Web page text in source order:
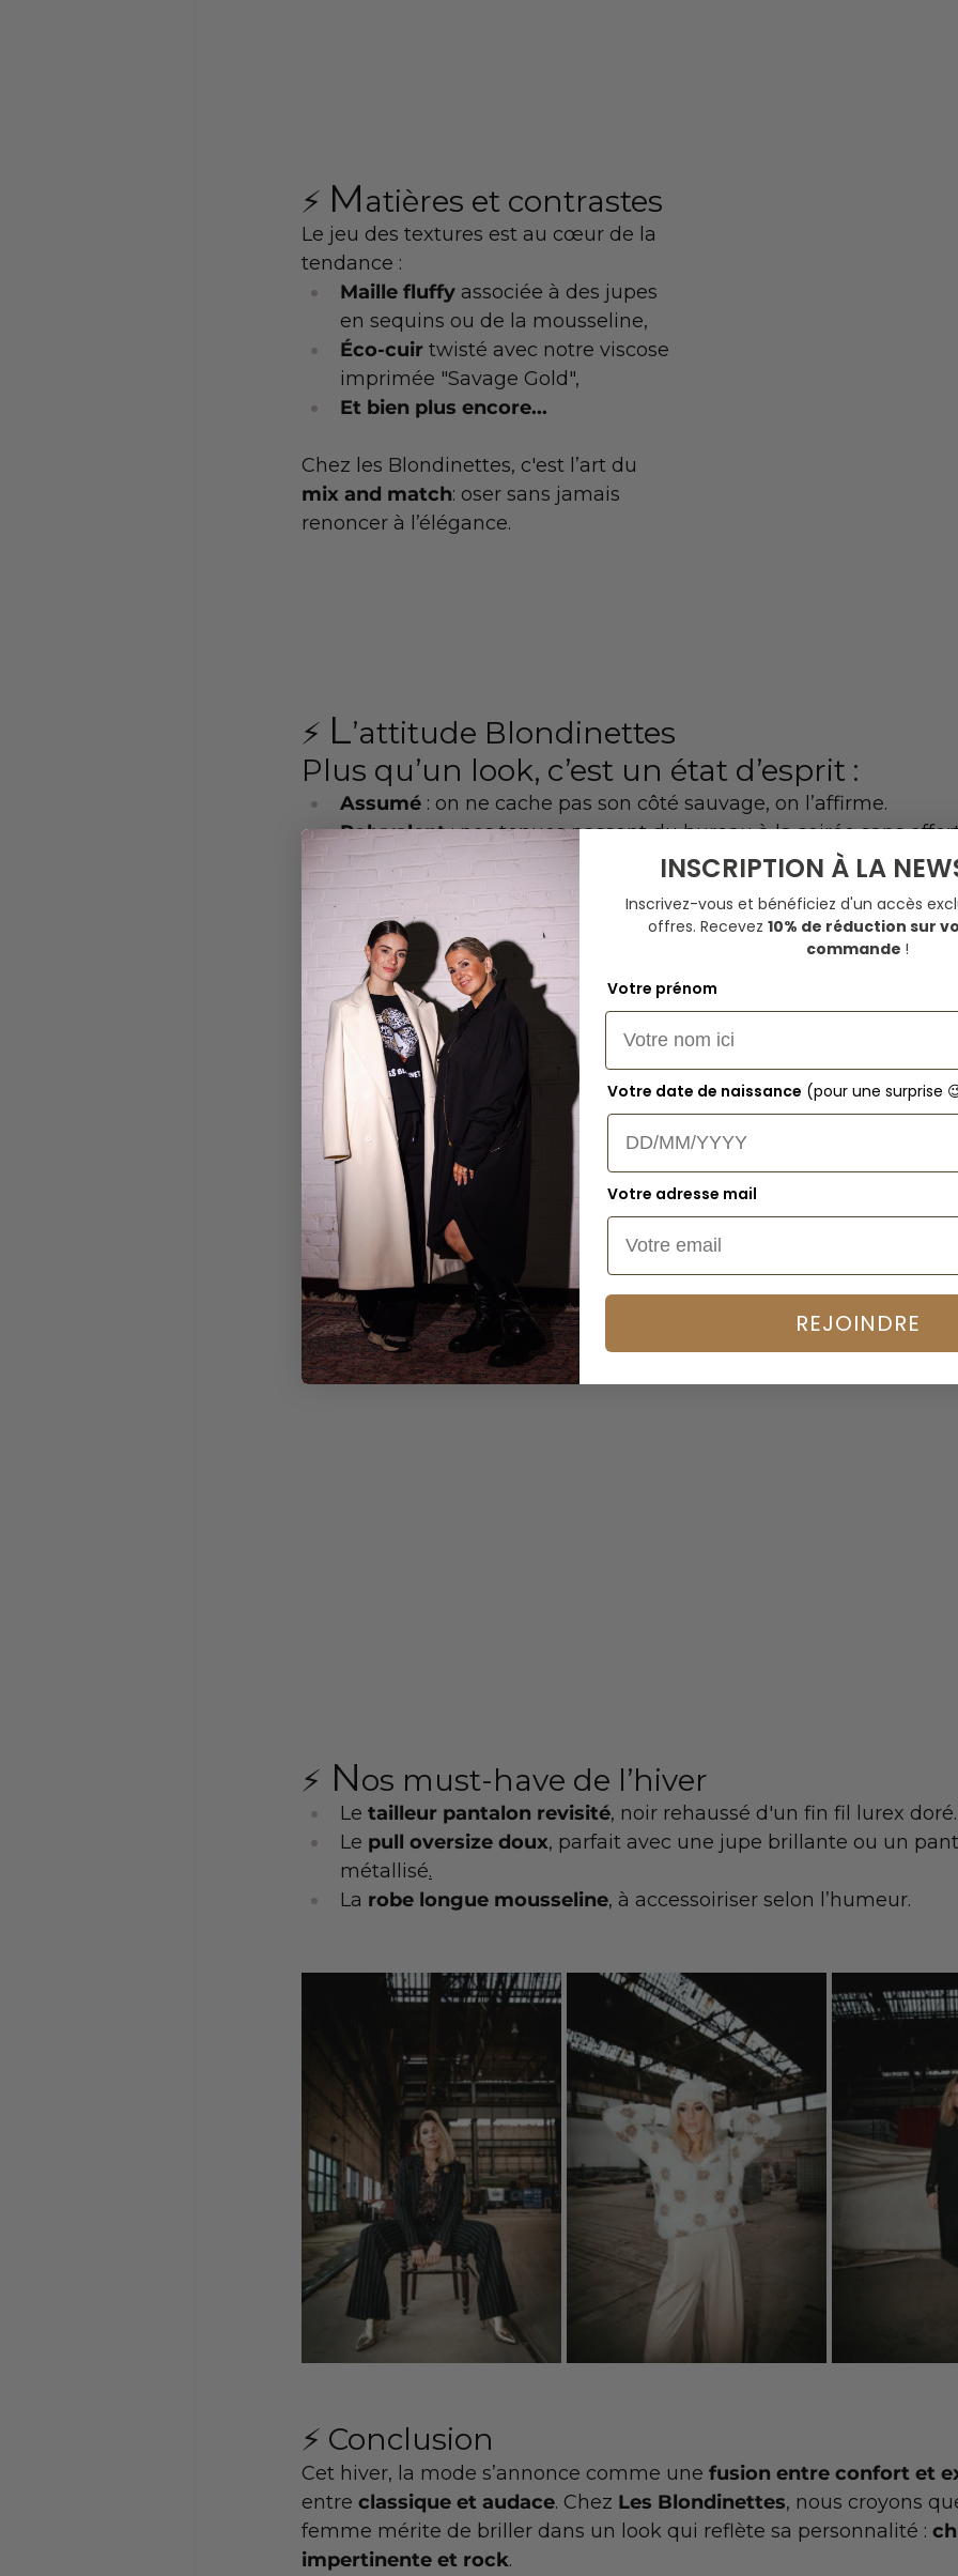
⚡️ Matières et contrastes
Le jeu des textures est au cœur de la
tendance :
Maille fluffy associée à des jupes
en sequins ou de la mousseline,
Éco-cuir twisté avec notre viscose
imprimée "Savage Gold",
Et bien plus encore...
Chez les Blondinettes, c'est l’art du
mix and match: oser sans jamais
renoncer à l’élégance.
⚡️ L
Assumé : on ne cache pas son côté sauvage, on l’affirme.
Polyvalent : nos tenues passent du bureau à la soirée sans
Énergie féminine : chaque pièce est pensée pour des femmes
modernes et audacieuses.
⚡️ Nos must-have de l’hiver
Le tailleur pantalon revisité, noir rehaussé d'un fin fil lurex doré.
Le pull oversize doux, parfait avec une jupe brillante ou un
métallisé.
La robe longue mousseline, à accessoiriser selon l’humeur.
⚡️ Conclusion
Cet hiver, la mode s’annonce comme une fusion entre confort et
entre classique et audace. Chez Les Blondinettes, nous croyons
femme mérite de briller dans un look qui reflète sa personnalité :
impertinente et rock.
INSCRIPTION À LA
Inscrivez-vous et bénéficiez d'un accès
offres. Recevez 10% de réduction sur
commande !
Votre prénom
Votre date de naissance (pour une surprise
Votre adresse mail
REJOINDRE